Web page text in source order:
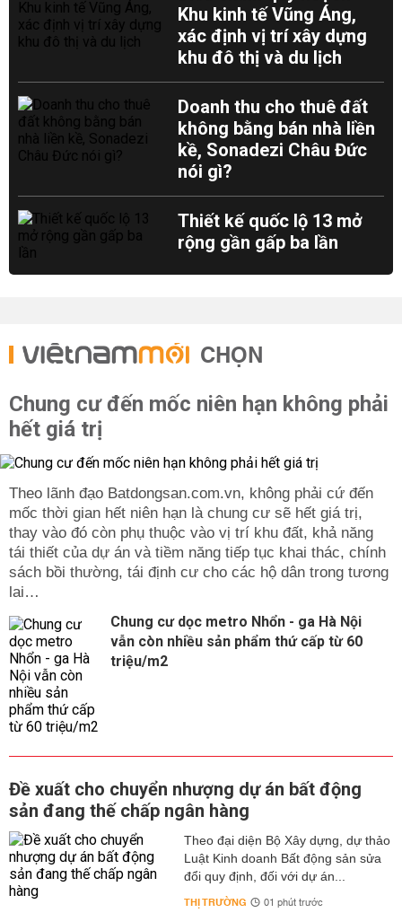
Khu kinh tế Vũng Áng,
xác định vị trí xây dựng
khu đô thị và du lịch
Doanh thu cho thuê đất
không bằng bán nhà liền
kề, Sonadezi Châu Đức
nói gì?
Thiết kế quốc lộ 13 mở
rộng gần gấp ba lần
CHỌN
Chung cư đến mốc niên hạn không phải
hết giá trị
Theo lãnh đạo Batdongsan.com.vn, không phải cứ đến
mốc thời gian hết niên hạn là chung cư sẽ hết giá trị,
thay vào đó còn phụ thuộc vào vị trí khu đất, khả năng
tái thiết của dự án và tiềm năng tiếp tục khai thác, chính
sách bồi thường, tái định cư cho các hộ dân trong tương
lai…
Chung cư dọc metro Nhổn - ga Hà Nội
vẫn còn nhiều sản phẩm thứ cấp từ 60
triệu/m2
Đề xuất cho chuyển nhượng dự án bất động
sản đang thế chấp ngân hàng
Theo đại diện Bộ Xây dựng, dự thảo
Luật Kinh doanh Bất động sản sửa
đổi quy định, đối với dự án...
THỊ TRƯỜNG 01 phút trước